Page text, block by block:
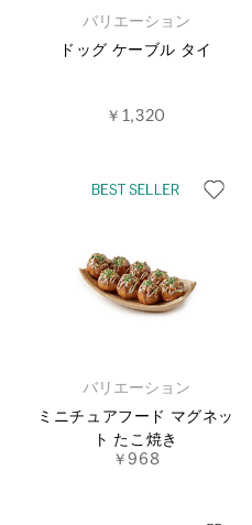
バリエーション
ドッグ ケーブル タイ
￥1,320
バリエーション
ミニチュアフード マグネッ
ト たこ焼き
￥968